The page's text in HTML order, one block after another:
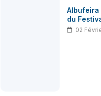
Albufeira
du
02